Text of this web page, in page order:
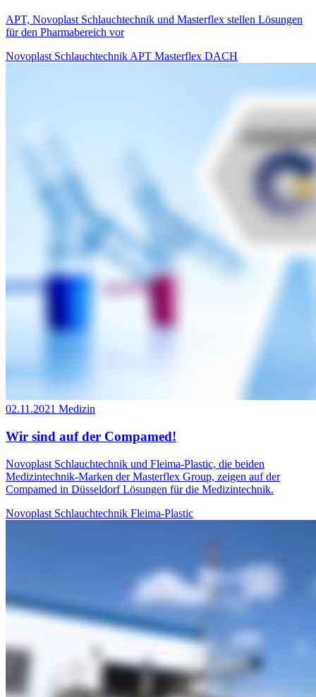
APT, Novoplast Schlauchtechnik und Masterflex stellen Lösungen
für den Pharmabereich vor
Novoplast Schlauchtechnik APT Masterflex DACH
02.11.2021 Medizin
Wir sind auf der Compamed!
Novoplast Schlauchtechnik und Fleima-Plastic, die beiden
Medizintechnik-Marken der Masterflex Group, zeigen auf der
Compamed in Düsseldorf Lösungen für die Medizintechnik.
Novoplast Schlauchtechnik Fleima-Plastic